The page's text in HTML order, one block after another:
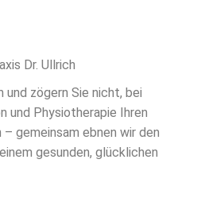
Dr. Ullrich
und zögern Sie nicht, bei
und Physiotherapie Ihren
gemeinsam ebnen wir den
gesunden, glücklichen